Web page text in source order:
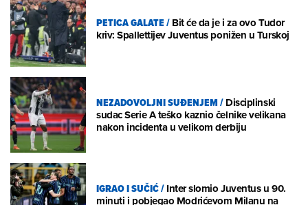
PETICA GALATE/Bit će da je i za ovo Tudor
kriv: Spallettijev Juventus ponižen u Turskoj
NEZADOVOLJNI SUĐENJEM/Disciplinski
sudac Serie A teško kaznio čelnike velikana
nakon incidenta u velikom derbiju
IGRAO I SUČIĆ/Inter slomio Juventus u 90.
minuti i pobjegao Modrićevom Milanu na